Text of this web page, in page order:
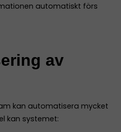
automatiskt förs
av
kan automatisera mycket
kan systemet: